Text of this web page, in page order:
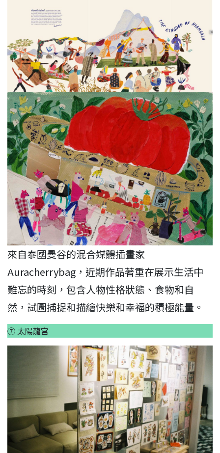
來自泰國曼谷的混合媒體插畫家
Auracherrybag，近期作品著重在展示生活中
難忘的時刻，包含人物性格狀態、食物和自
然，試圖捕捉和描繪快樂和幸福的積極能量。
⑦ 太陽龍宮